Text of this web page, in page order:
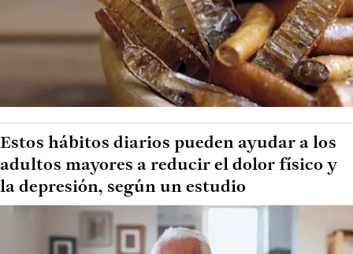
Estos hábitos diarios pueden ayudar a los
adultos mayores a reducir el dolor físico y
la depresión, según un estudio